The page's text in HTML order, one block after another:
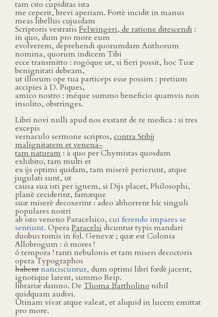
tam cito cupiditas ista
me ceperit, brevi aperiam. Fortè incidit in manus
meas libellus cujusdam
Scriptoris vestratis Felwingeri, de ratione ditescendi :
in quo, dum pro more eum
evolverem, deprehendi quorumdam Authorum
nomina, quorum indicem Tibi
ecce transmitto : rogóque ut, si fieri possit, hoc Tuæ
benignitati debeam,
ut illorum ope tua particeps esse possim : pretium
accipies à D. Piques,
amico nostro : méque summo beneficio quamvis non
insolito, obstringes.
Libri novi nulli apud nos exstant de re medica : si tres
excepis
vernaculo sermone scriptos, contra Stibĳ
malignitatem et venena-
tam naturam : à quo per Chymistas quosdam
exhibito, tam multi et
ex ĳs optimi quidam, tam miserè perierunt, atque
jugulati sunt, ut
causa sua isti per ignem, si Dĳs placet, Philosophi,
planè ceciderint, famæque
suæ miserè decoxerint : adeo abhorrent hîc singuli
populares nostri
ab isto veneno Paracelsico, cui ferendo impares se
sentiunt. Opera Paracelsi dicuntur typis mandari
duobus tomis in fol. Genevæ ; quæ est Colonia
Allobrogum : ô mores !
ô tempora ! tanti nebulonis et tam miseri decoctoris
opera Typographos
habentnanciscuntur, dum optimi libri fœdè jacent,
ignotique latent, summo Reip.
librariæ damno. De Thoma Bartholino nihil
quidquam audivi.
Utinam vivat atque valeat, et aliquid in lucem emittat
pro more.